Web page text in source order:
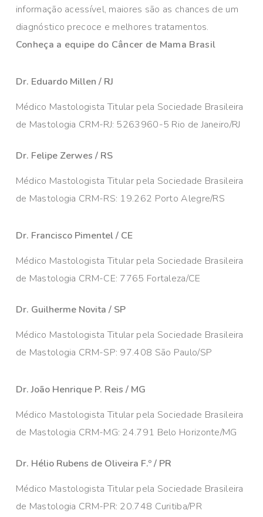
informação acessível, maiores são as chances de um
diagnóstico precoce e melhores tratamentos.
Conheça a equipe do Câncer de Mama Brasil
Dr. Eduardo Millen / RJ
Médico Mastologista Titular pela Sociedade Brasileira
de Mastologia CRM-RJ: 5263960-5 Rio de Janeiro/RJ
Dr. Felipe Zerwes / RS
Médico Mastologista Titular pela Sociedade Brasileira
de Mastologia CRM-RS: 19.262 Porto Alegre/RS
Dr. Francisco Pimentel / CE
Médico Mastologista Titular pela Sociedade Brasileira
de Mastologia CRM-CE: 7765 Fortaleza/CE
Dr. Guilherme Novita / SP
Médico Mastologista Titular pela Sociedade Brasileira
de Mastologia CRM-SP: 97.408 São Paulo/SP
Dr. João Henrique P. Reis / MG
Médico Mastologista Titular pela Sociedade Brasileira
de Mastologia CRM-MG: 24.791 Belo Horizonte/MG
Dr. Hélio Rubens de Oliveira F.º / PR
Médico Mastologista Titular pela Sociedade Brasileira
de Mastologia CRM-PR: 20.748 Curitiba/PR